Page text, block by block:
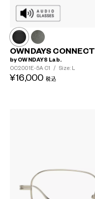
OWNDAYS CONNECT
by OWNDAYS Lab.
OC2001E-5A C1 / Size: L
¥16,000 税込